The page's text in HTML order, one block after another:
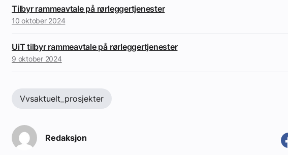
Tilbyr rammeavtale på rørleggertjenester
10 oktober 2024
UiT tilbyr rammeavtale på rørleggertjenester
9 oktober 2024
Vvsaktuelt_prosjekter
Redaksjon